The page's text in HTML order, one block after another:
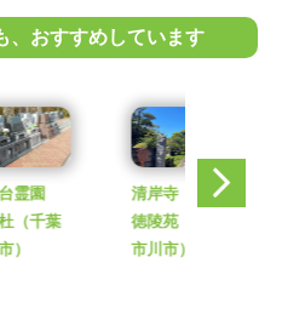
、おすすめしています
平成行
千葉県
むらさき聖地霊
園（千葉県野田
市）